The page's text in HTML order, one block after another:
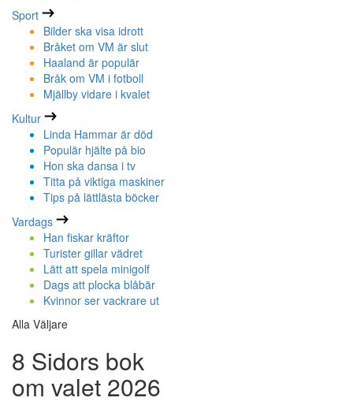
Sport
Bilder ska visa idrott
Bråket om VM är slut
Haaland är populär
Bråk om VM i fotboll
Mjällby vidare i kvalet
Kultur
Linda Hammar är död
Populär hjälte på bio
Hon ska dansa i tv
Titta på viktiga maskiner
Tips på lättlästa böcker
Vardags
Han fiskar kräftor
Turister gillar vädret
Lätt att spela minigolf
Dags att plocka blåbär
Kvinnor ser vackrare ut
Alla Väljare
8 Sidors bok
om valet 2026